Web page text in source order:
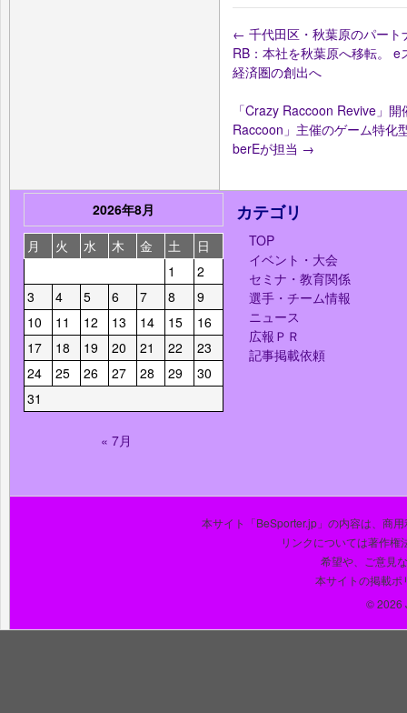
← 千代田区・秋葉原のパー
RB：本社を秋葉原へ移転。
経済圏の創出へ
「Crazy Raccoon Revive」
Raccoon」主催のゲーム特化
berEが担当 →
2026年8月
月
火 水 木 金 土
日
1
2
3
4 5 6 7 8
9
10
11 12 13 14 15
16
17
18 19 20 21 22
23
24
25 26 27 28 29
30
31
« 7月
カテゴリ
TOP
イベント・大会
セミナ・教育関係
選手・チーム情報
ニュース
広報ＰＲ
記事掲載依頼
本サイト「BeSporter.jp」の内容は、商
リンクについては著作権
希望や、ご意見
本サイトの掲載ポ
© 2026